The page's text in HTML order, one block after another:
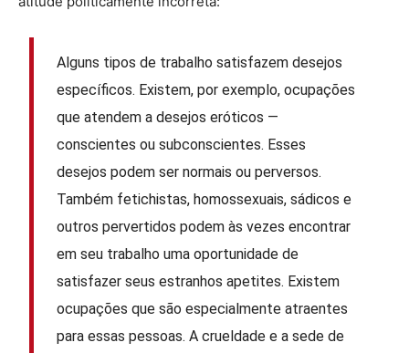
Alguns tipos de trabalho satisfazem desejos
específicos. Existem, por exemplo, ocupações
que atendem a desejos eróticos —
conscientes ou subconscientes. Esses
desejos podem ser normais ou perversos.
Também fetichistas, homossexuais, sádicos e
outros pervertidos podem às vezes encontrar
em seu trabalho uma oportunidade de
satisfazer seus estranhos apetites. Existem
ocupações que são especialmente atraentes
para essas pessoas. A crueldade e a sede de